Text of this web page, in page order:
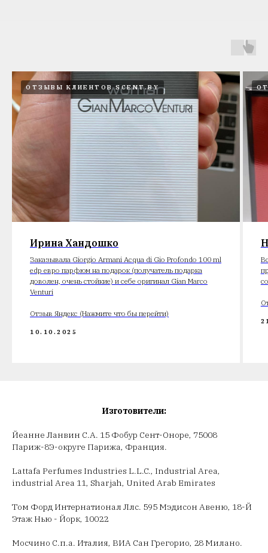
ОТЗЫВЫ КЛИЕНТОВ SCENT.BY
Ирина Хандошко
Заказывала Giorgio Armani Acqua di Gio Profondo 100 ml
edp евро парфюм на подарок (получатель подарка
доволен, очень стойкие) и себе оригинал Gian Marco
Venturi
Отзыв Яндекс (Нажмите что бы перейти)
10.10.2025
Изготовители:
Йеанне Ланвин С.А. 15 Фобур Сент-Оноре, 75008
Париж-8Э-округе Парижа, Франция.
Lattafa Perfumes Industries L.L.C., Industrial Area,
industrial Area 11, Sharjah, United Arab Emirates
Том Форд Интернатионал Ллс. 595 Мэдисон Авеню, 18-Й
Этаж Нью - Йорк, 10022
Мосчино С.п.а. Италия, ВИА Сан Грегорио, 28 Милано.